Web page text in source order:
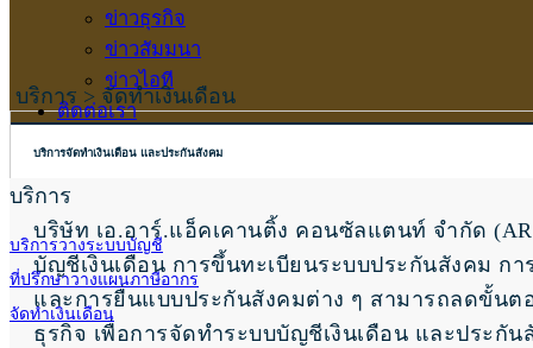
ข่าวธุรกิจ
ข่าวสัมมนา
ข่าวไอที
ติดต่อเรา
บริการ > จัดทำเงินเดือน
บริการจัดทำเงินเดือน และประกันสังคม
บริษัท เอ.อาร์.แอ็คเคานติ้ง คอนซัลแตนท์ จำกัด
บัญชีเงินเดือน การขึ้นทะเบียนระบบประกันสังคม ก
และการยื่นแบบประกันสังคมต่าง ๆ สามารถลดขั้น
ธุรกิจ เพื่อการจัดทำระบบบัญชีเงินเดือน และประกั
บริการ
บริการวางระบบบัญชี
ที่ปรึกษาวางแผนภาษีอากร
จัดทำเงินเดือน